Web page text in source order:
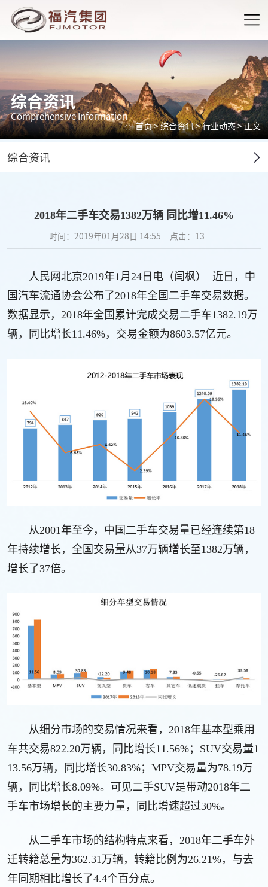
综合资讯
Comprehensive Information
首页>综合资讯>行业动态> 正文
综合资讯
2018年二手车交易1382万辆 同比增11.46%
时间：2019年01月28日 14:55 点击： 13
人民网北京2019年1月24日电（闫枫） 近日，中
国汽车流通协会公布了2018年全国二手车交易数据。
数据显示，2018年全国累计完成交易二手车1382.19万
辆，同比增长11.46%，交易金额为8603.57亿元。
从2001年至今，中国二手车交易量已经连续第18
年持续增长，全国交易量从37万辆增长至1382万辆，
增长了37倍。
从细分市场的交易情况来看，2018年基本型乘用
车共交易822.20万辆，同比增长11.56%；SUV交易量1
13.56万辆，同比增长30.83%；MPV交易量为78.19万
辆，同比增长8.09%。可见二手SUV是带动2018年二
手车市场增长的主要力量，同比增速超过30%。
从二手车市场的结构特点来看，2018年二手车外
迁转籍总量为362.31万辆，转籍比例为26.21%，与去
年同期相比增长了4.4个百分点。